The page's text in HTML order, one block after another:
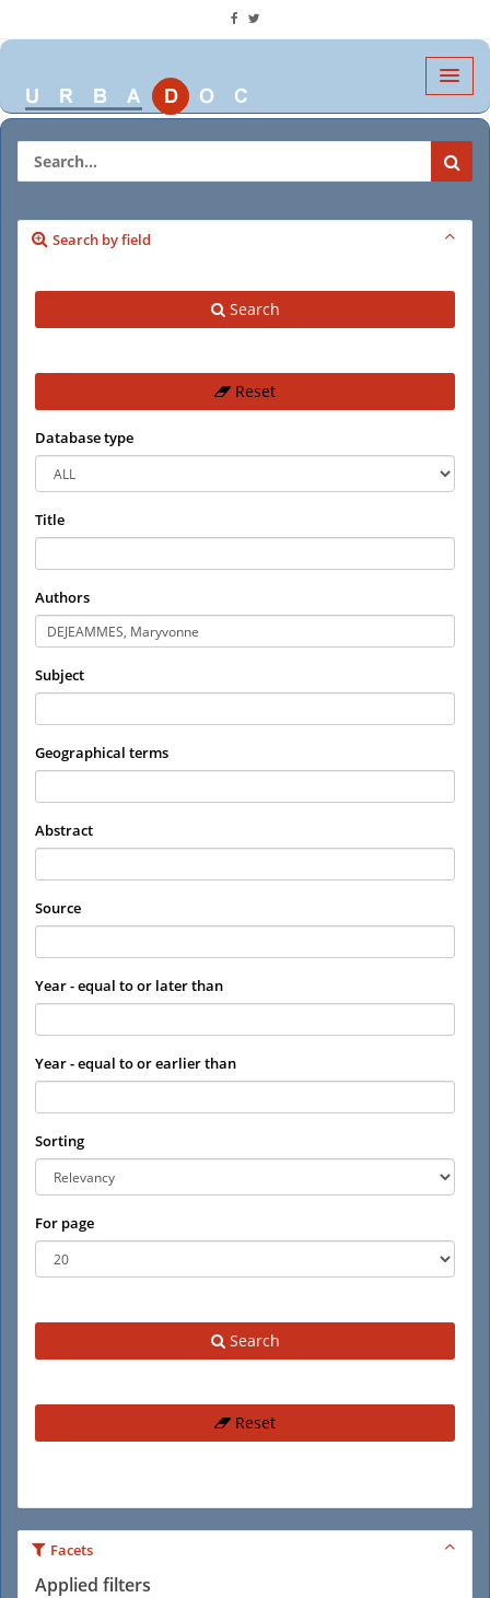
Search by field
Search
Reset
Database type
Title
Authors
Subject
Geographical terms
Abstract
Source
Year - equal to or later than
Year - equal to or earlier than
Sorting
For page
Search
Reset
Facets
Applied filters